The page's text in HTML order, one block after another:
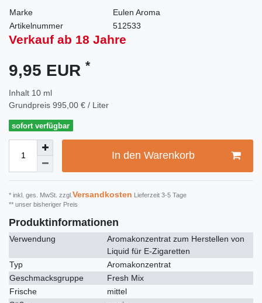
Marke
Eulen Aroma
Artikelnummer
512533
Verkauf ab 18 Jahre
9,95 EUR *
Inhalt 10 ml
Grundpreis 995,00 € / Liter
sofort verfügbar
In den Warenkorb
* inkl. ges. MwSt. zzgl. Versandkosten Lieferzeit 3-5 Tage
** unser bisheriger Preis
Produktinformationen
Verwendung
Aromakonzentrat zum Herstellen von
Liquid für E-Zigaretten
Typ
Aromakonzentrat
Geschmacksgruppe
Fresh Mix
Frische
mittel